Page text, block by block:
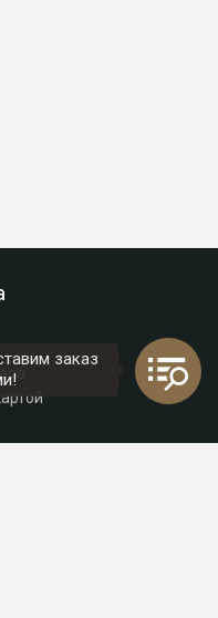
персональных данных
заказ